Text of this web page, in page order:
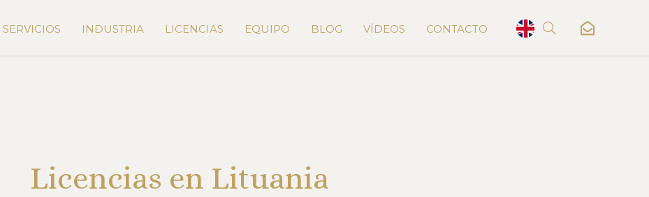
SERVICIOS INDUSTRIA LICENCIAS EQUIPO BLOG VÍDEOS CONTACTO
Licencias en Lituania